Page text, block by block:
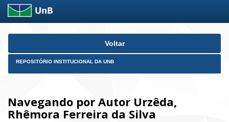
Skip
Voltar
REPOSITÓRIO INSTITUCIONAL DA UNB
Navegando por Autor Urzêda,
Rhêmora Ferreira da Silva